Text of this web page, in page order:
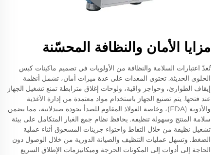
مزايا الأمان والنظافة المحسّنة
تُعدّ اعتبارات السلامة والنظافة من الأولويات في تصميم ماكينات كبس
الحلوى الحديثة. تحتوي المعدات على عدة ميزات أمان، تشمل أنظمة
إيقاف الطوارئ، وحواجز واقية، ولوحات إغلاق مترابطة تمنع تشغيل الجهاز
عند فتحها. يتم تصنيع الجهاز باستخدام مواد معتمدة من إدارة الأغذية
والأدوية (FDA)، وخاصة الفولاذ المقاوم للصدأ بجودة صيدلانية، مما يضمن
سلامة المنتج وسهولة تنظيفه. يحافظ نظام جمع الغبار المتكامل على بيئة
تشغيل نظيفة من خلال التقاط واحتواء جزيئات المسحوق أثناء عملية
الضغط. وتسهل عمليات التنظيف والصيانة الدورية من خلال الوصول دون
الحاجة إلى أدوات إلى المكونات الحرجة وميكانيزمات الإطلاق السريع